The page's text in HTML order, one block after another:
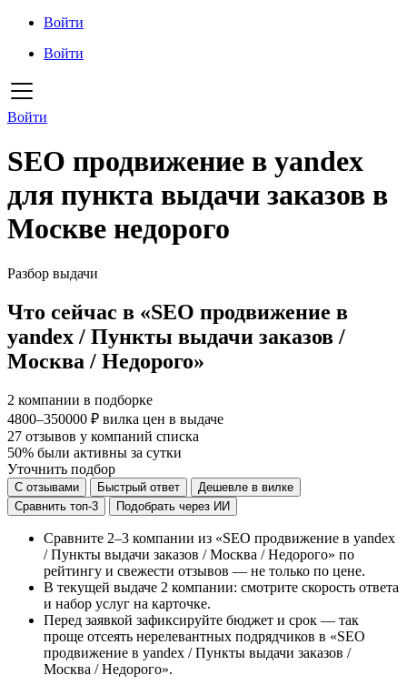
Войти
Войти
Войти
SEO продвижение в yandex
для пункта выдачи заказов в
Москве недорого
Разбор выдачи
Что сейчас в «SEO продвижение в
yandex / Пункты выдачи заказов /
Москва / Недорого»
2 компании в подборке
4800–350000 ₽ вилка цен в выдаче
27 отзывов у компаний списка
50% были активны за сутки
Уточнить подбор
С отзывами Быстрый ответ
Дешевле в вилке
Сравнить топ-3
Подобрать через ИИ
Сравните 2–3 компании из «SEO продвижение в yandex
/ Пункты выдачи заказов / Москва / Недорого» по
рейтингу и свежести отзывов — не только по цене.
В текущей выдаче 2 компании: смотрите скорость ответа
и набор услуг на карточке.
Перед заявкой зафиксируйте бюджет и срок — так
проще отсеять нерелевантных подрядчиков в «SEO
продвижение в yandex / Пункты выдачи заказов /
Москва / Недорого».